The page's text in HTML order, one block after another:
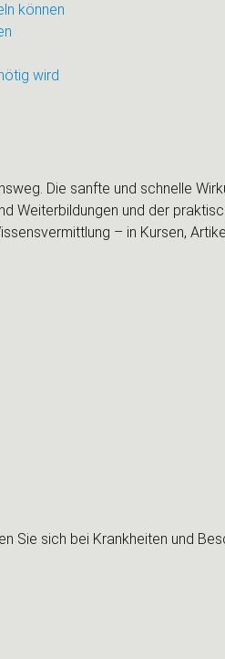
können
wird
Die sanfte und schnelle
Weiterbildungen und der
– in Kursen,
Sie sich bei Krankheiten und